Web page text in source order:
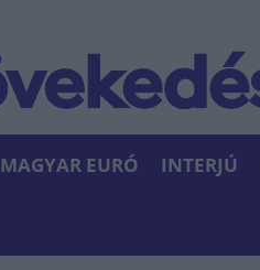
MAGYAR EURÓ INTERJÚ